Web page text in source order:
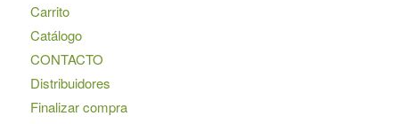
Carrito
Catálogo
CONTACTO
Distribuidores
Finalizar compra